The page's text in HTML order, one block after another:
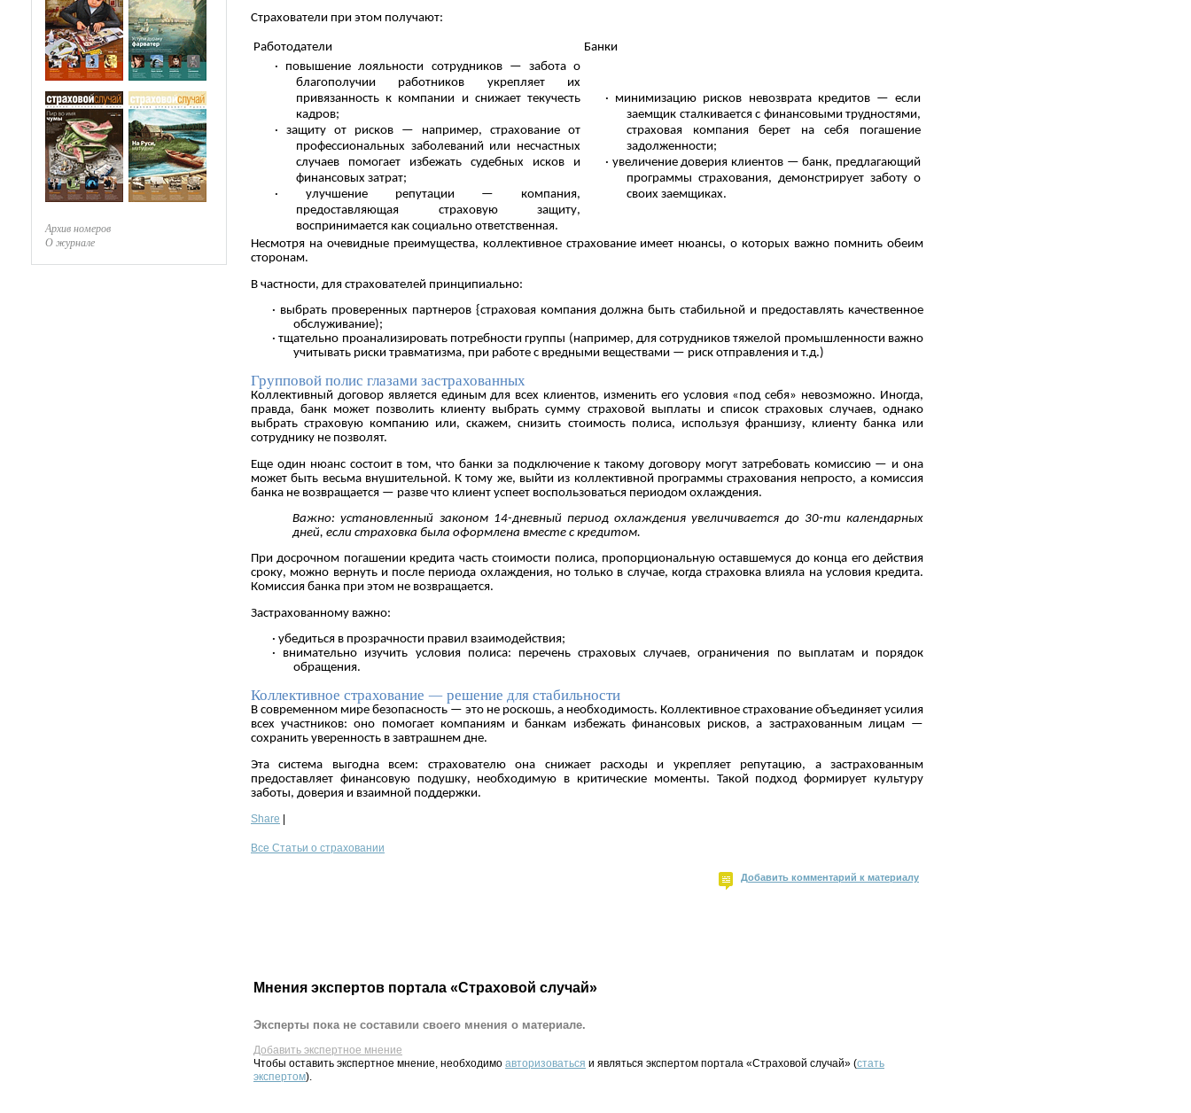
Архив номеров
О журнале
Страхователи при этом получают:
Работодатели
Банки
· повышение лояльности сотрудников — забота о
благополучии работников укрепляет их
привязанность к компании и снижает текучесть
кадров;
· защиту от рисков — например, страхование от
профессиональных заболеваний или несчастных
случаев помогает избежать судебных исков и
финансовых затрат;
· улучшение репутации — компания,
предоставляющая страховую защиту,
воспринимается как социально ответственная.
· минимизацию рисков невозврата кредитов — если
заемщик сталкивается с финансовыми трудностями,
страховая компания берет на себя погашение
задолженности;
· увеличение доверия клиентов — банк, предлагающий
программы страхования, демонстрирует заботу о
своих заемщиках.
Несмотря на очевидные преимущества, коллективное страхование имеет нюансы, о которых важно помнить обеим
сторонам.
В частности, для страхователей принципиально:
· выбрать проверенных партнеров {страховая компания должна быть стабильной и предоставлять качественное
обслуживание);
· тщательно проанализировать потребности группы (например, для сотрудников тяжелой промышленности важно
учитывать риски травматизма, при работе с вредными веществами — риск отправления и т.д.)
Групповой полис глазами застрахованных
Коллективный договор является единым для всех клиентов, изменить его условия «под себя» невозможно. Иногда,
правда, банк может позволить клиенту выбрать сумму страховой выплаты и список страховых случаев, однако
выбрать страховую компанию или, скажем, снизить стоимость полиса, используя франшизу, клиенту банка или
сотруднику не позволят.
Еще один нюанс состоит в том, что банки за подключение к такому договору могут затребовать комиссию — и она
может быть весьма внушительной. К тому же, выйти из коллективной программы страхования непросто, а комиссия
банка не возвращается — разве что клиент успеет воспользоваться периодом охлаждения.
Важно: установленный законом 14-дневный период охлаждения увеличивается до 30-ти календарных
дней, если страховка была оформлена вместе с кредитом.
При досрочном погашении кредита часть стоимости полиса, пропорциональную оставшемуся до конца его действия
сроку, можно вернуть и после периода охлаждения, но только в случае, когда страховка влияла на условия кредита.
Комиссия банка при этом не возвращается.
Застрахованному важно:
· убедиться в прозрачности правил взаимодействия;
· внимательно изучить условия полиса: перечень страховых случаев, ограничения по выплатам и порядок
обращения.
Коллективное страхование — решение для стабильности
В современном мире безопасность — это не роскошь, а необходимость. Коллективное страхование объединяет усилия
всех участников: оно помогает компаниям и банкам избежать финансовых рисков, а застрахованным лицам —
сохранить уверенность в завтрашнем дне.
Эта система выгодна всем: страхователю она снижает расходы и укрепляет репутацию, а застрахованным
предоставляет финансовую подушку, необходимую в критические моменты. Такой подход формирует культуру
заботы, доверия и взаимной поддержки.
Share
Все Статьи о страховании
Добавить комментарий к материалу
Мнения экспертов портала «Страховой случай»
Эксперты пока не составили своего мнения о материале.
Добавить экспертное мнение
Чтобы оставить экспертное мнение, необходимо авторизоваться и являться экспертом портала «Страховой случай» (стать
экспертом).